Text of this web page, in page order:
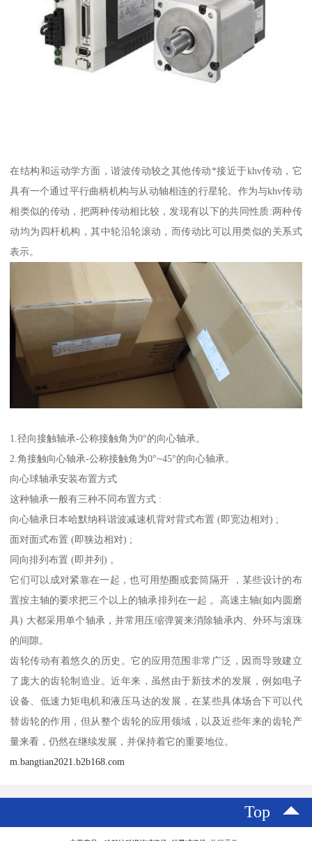
在结构和运动学方面，谐波传动较之其他传动*接近于khv传动，它
具有一个通过平行曲柄机构与从动轴相连的行星轮。作为与khv传动
相类似的传动，把两种传动相比较，发现有以下的共同性质:两种传
动均为四杆机构，其中轮沿轮滚动，而传动比可以用类似的关系式
表示。
1.径向接触轴承-公称接触角为0°的向心轴承。
2.角接触向心轴承-公称接触角为0°~45°的向心轴承。
向心球轴承安装布置方式
这种轴承一般有三种不同布置方式 :
向心轴承日本哈默纳科谐波减速机背对背式布置 (即宽边相对) ;
面对面式布置 (即狭边相对) ;
同向排列布置 (即并列) 。
它们可以成对紧靠在一起，也可用垫圈或套筒隔开 ，某些设计的布
置按主轴的要求把三个以上的轴承排列在一起 。高速主轴(如内圆磨
具) 大都采用单个轴承，并常用压缩弹簧来消除轴承内、外环与滚珠
的间隙。
齿轮传动有着悠久的历史。它的应用范围非常广泛，因而导致建立
了庞大的齿轮制造业。近年来，虽然由于新技术的发展，例如电子
设备、低速力矩电机和液压马达的发展，在某些具体场合下可以代
替齿轮的作用，但从整个齿轮的应用领域，以及近些年来的齿轮产
量来看，仍然在继续发展，并保持着它的重要地位。
m.bangtian2021.b2b168.com
Top